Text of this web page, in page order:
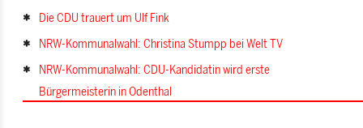
Die CDU trauert um Ulf Fink
NRW-Kommunalwahl: Christina Stumpp bei Welt TV
NRW-Kommunalwahl: CDU-Kandidatin wird erste
Bürgermeisterin in Odenthal